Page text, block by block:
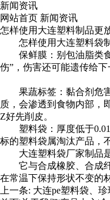
新闻资讯
网站首页 新闻资讯
怎样使用大连塑料制品更
怎样使用 大连塑料袋
保鲜膜：别包油脂类
伤”，伤害还可能遗传给
果蔬标签：黏合剂危
质，会渗透到食物内部，
Z好先削皮。
塑料袋：厚度低于
标的塑料袋属淘汰产品，
大连塑料袋厂家制品
它与合成橡胶、合成
在常温下保持形状不变的
上一条: 大连pe塑料袋、